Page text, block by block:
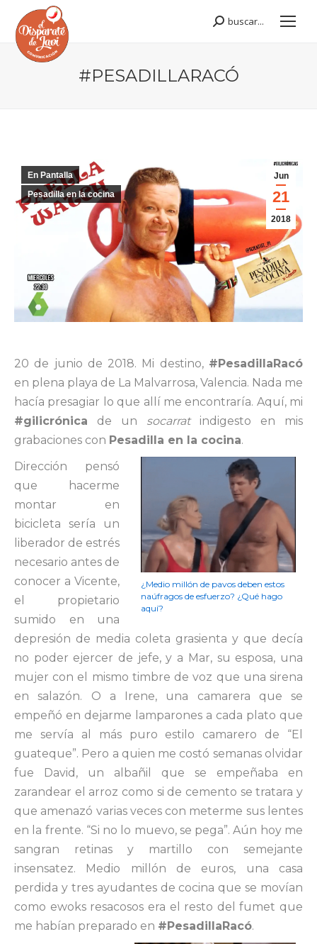
Buscar:
buscar...
#PESADILLARACÓ
Jun
21
2018
En Pantalla
Pesadilla en la cocina
20 de junio de 2018. Mi destino, #PesadillaRacó
en plena playa de La Malvarrosa, Valencia. Nada me
hacía presagiar lo que allí me encontraría. Aquí, mi
#gilicrónica de un socarratindigesto en mis
grabaciones con Pesadilla en la cocina.
¿Medio millón de pavos deben estos
naúfragos de esfuerzo? ¿Qué hago
aquí?
Dirección pensó
que hacerme
montar en
bicicleta sería un
liberador de estrés
necesario antes de
conocer a Vicente,
el propietario
sumido en una
depresión de media coleta grasienta y que decía
no poder ejercer de jefe, y a Mar, su esposa, una
mujer con el mismo timbre de voz que una sirena
en salazón. O a Irene, una camarera que se
empeñó en dejarme lamparones a cada plato que
me servía al más puro estilo camarero de “El
guateque”. Pero a quien me costó semanas olvidar
fue David, un albañil que se empeñaba en
zarandear el arroz como si de cemento se tratara y
que amenazó varias veces con meterme sus lentes
en la frente. “Si no lo muevo, se pega”. Aún hoy me
sangran retinas y martillo con semejante
insensatez. Medio millón de euros, una casa
perdida y tres ayudantes de cocina que se movían
como ewoks resacosos era el resto del fumet que
me habían preparado en #PesadillaRacó.